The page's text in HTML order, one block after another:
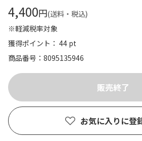
4,400円(送料・税込)
※軽減税率対象
獲得ポイント： 44 pt
商品番号
8095135946
お気に入りに登